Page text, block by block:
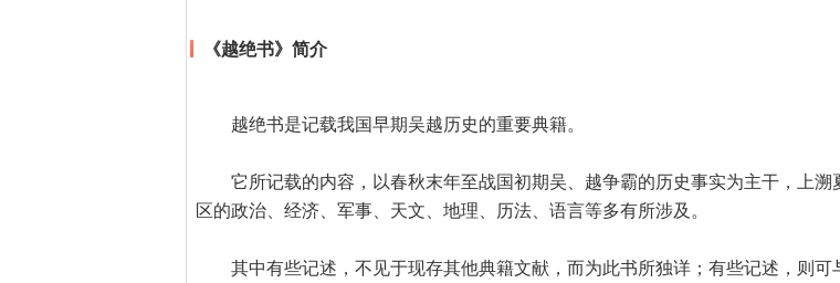
《越绝书》简介
越绝书是记载我国早期吴越历史的重要典籍。
它所记载的内容，以春秋末年至战国初期吴、越争霸的历史事实为主干，上
区的政治、经济、军事、天文、地理、历法、语言等多有所涉及。
其中有些记述，不见于现存其他典籍文献，而为此书所独详；有些记述，则